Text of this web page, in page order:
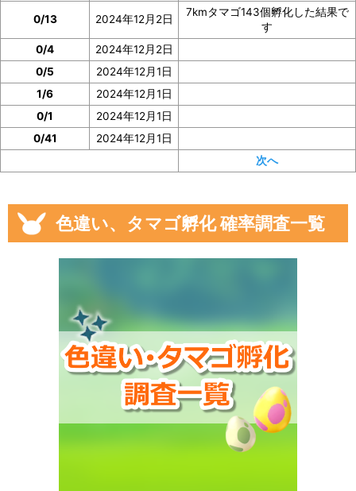
0/13 2024年12月2日
7kmタマゴ143個孵化した結果で
す
0/4
2024年12月2日
0/5
2024年12月1日
1/6
2024年12月1日
0/1
2024年12月1日
0/41
2024年12月1日
次へ
色違い、タマゴ孵化 確率調査一覧